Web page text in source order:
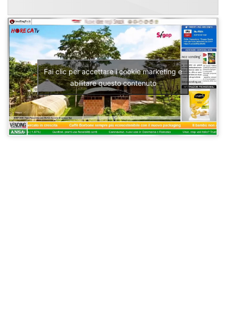
Fai clic per accettare i cookie marketing e
abilitare questo contenuto